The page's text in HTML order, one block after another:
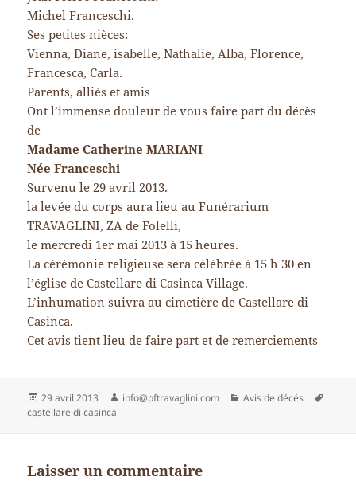
Michel Franceschi.
Ses petites nièces:
Vienna, Diane, isabelle, Nathalie, Alba, Florence,
Francesca, Carla.
Parents, alliés et amis
Ont l’immense douleur de vous faire part du décès
de
Madame Catherine MARIANI
Née Franceschi
Survenu le 29 avril 2013.
la levée du corps aura lieu au Funérarium
TRAVAGLINI, ZA de Folelli,
le mercredi 1er mai 2013 à 15 heures.
La cérémonie religieuse sera célébrée à 15 h 30 en
l’église de Castellare di Casinca Village.
L’inhumation suivra au cimetière de Castellare di
Casinca.
Cet avis tient lieu de faire part et de remerciements
Publié
le
29 avril 2013 Auteur
info@pftravaglini.com Catégories
Avis de décés
castellare di casinca
Laisser un commentaire